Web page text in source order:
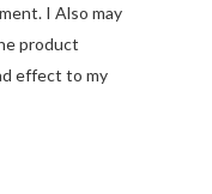
I Also may
product
effect to my